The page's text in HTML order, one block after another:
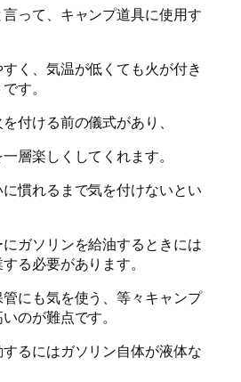
って、キャンプ道具に使用す
く、気温が低くても火が付き
す。
付ける前の儀式があり、
層楽しくしてくれます。
慣れるまで気を付けないとい
ガソリンを給油するときには
る必要があります。
にも気を使う、等々キャンプ
のが難点です。
るにはガソリン自体が液体な